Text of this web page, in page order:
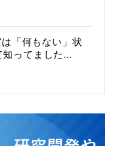
「何もない」状
ってました...